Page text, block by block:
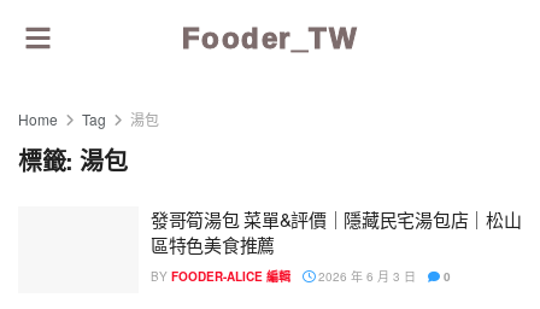
Fooder_TW
Home Tag 湯包
標籤:湯包
發哥筍湯包 菜單&評價｜隱藏民宅湯包店｜松山
區特色美食推薦
BY FOODER-ALICE 編輯 2026 年 6 月 3 日 0